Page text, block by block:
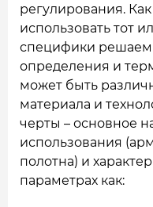
регулирования.
использовать тот
специфики
определения и
может быть
материала и
черты – основное
использования
полотна) и
параметрах как: